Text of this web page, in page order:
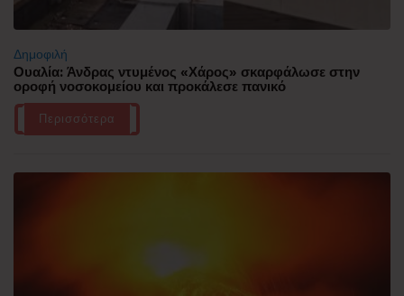
Δημοφιλή
Ουαλία: Άνδρας ντυμένος «Χάρος» σκαρφάλωσε στην
οροφή νοσοκομείου και προκάλεσε πανικό
Περισσότερα